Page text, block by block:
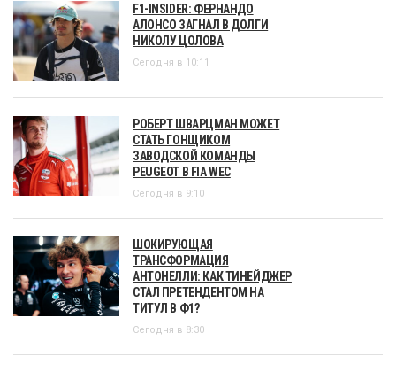
F1-INSIDER: ФЕРНАНДО
АЛОНСО ЗАГНАЛ В ДОЛГИ
НИКОЛУ ЦОЛОВА
Сегодня в 10:11
РОБЕРТ ШВАРЦМАН МОЖЕТ
СТАТЬ ГОНЩИКОМ
ЗАВОДСКОЙ КОМАНДЫ
PEUGEOT В FIA WEC
Сегодня в 9:10
ШОКИРУЮЩАЯ
ТРАНСФОРМАЦИЯ
АНТОНЕЛЛИ: КАК ТИНЕЙДЖЕР
СТАЛ ПРЕТЕНДЕНТОМ НА
ТИТУЛ В Ф1?
Сегодня в 8:30